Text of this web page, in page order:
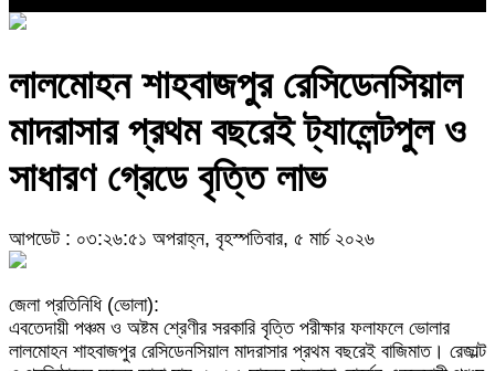
লালমোহন শাহবাজপুর রেসিডেনসিয়াল
মাদরাসার প্রথম বছরেই ট্যালেন্টপুল ও
সাধারণ গ্রেডে বৃত্তি লাভ
আপডেট : ০৩:২৬:৫১ অপরাহ্ন, বৃহস্পতিবার, ৫ মার্চ ২০২৬
জেলা প্রতিনিধি (ভোলা):
এবতেদায়ী পঞ্চম ও অষ্টম শ্রেণীর সরকারি বৃত্তি পরীক্ষার ফলাফলে ভোলার
লালমোহন শাহবাজপুর রেসিডেনসিয়াল মাদরাসার প্রথম বছরেই বাজিমাত। রেজাল্ট